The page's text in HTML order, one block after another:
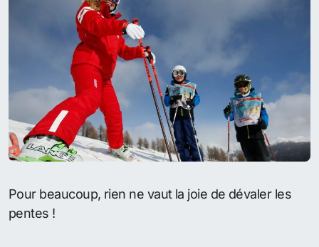
Pour beaucoup, rien ne vaut la joie de dévaler les
pentes !